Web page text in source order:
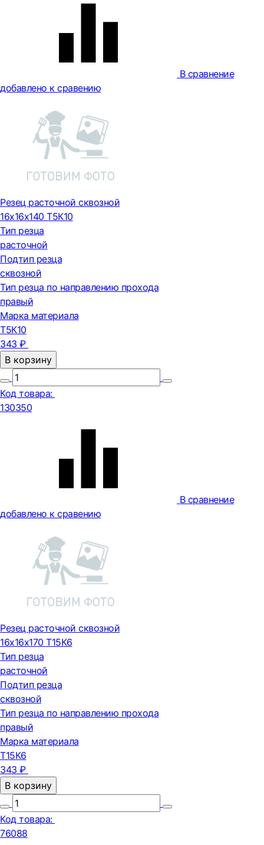
В сравнение
добавлено к сравению
Резец расточной сквозной
16х16х140 Т5К10
Тип резца
расточной
Подтип резца
сквозной
Тип резца по направлению прохода
правый
Марка материала
Т5К10
343 ₽
В корзину
Код товара:
130350
В сравнение
добавлено к сравению
Резец расточной сквозной
16х16х170 Т15К6
Тип резца
расточной
Подтип резца
сквозной
Тип резца по направлению прохода
правый
Марка материала
Т15К6
343 ₽
В корзину
Код товара:
76088